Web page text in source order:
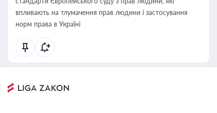
впливають на тлумачення прав людини і застосування
норм права в Україні